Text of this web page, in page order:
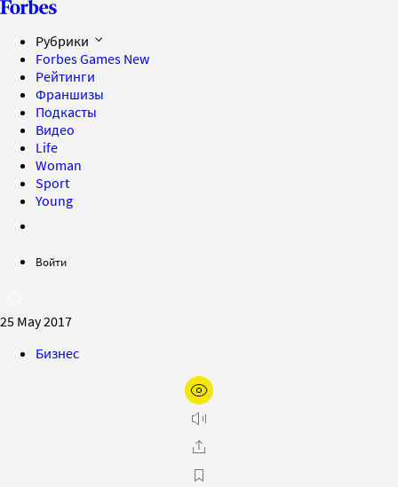
Рубрики
Forbes Games New
Рейтинги
Франшизы
Подкасты
Видео
Life
Woman
Sport
Young
Войти
25 May 2017
Бизнес